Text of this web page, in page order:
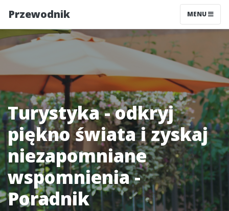
Przewodnik MENU
Turystyka - odkryj
piękno świata i zyskaj
niezapomniane
wspomnienia -
Poradnik